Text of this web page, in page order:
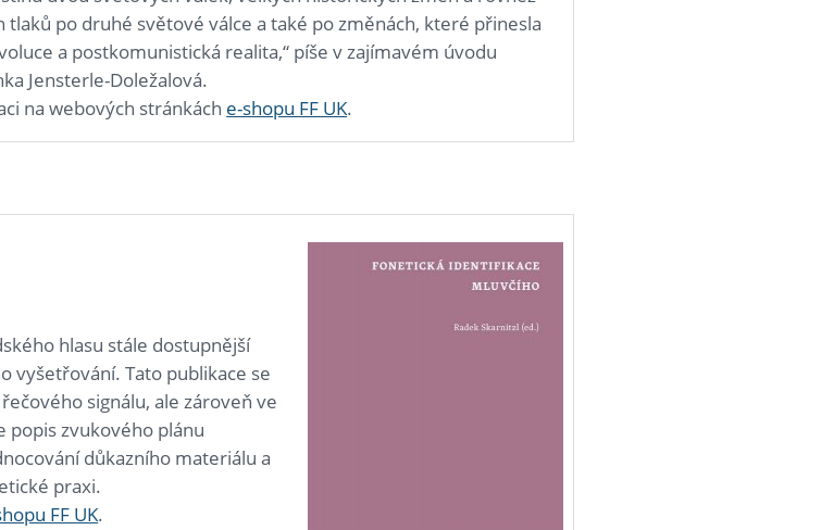
tlaků po druhé světové válce a také po změnách, které přinesla
a postkomunistická realita,“ píše v zajímavém úvodu
Jensterle-Doležalová.
na webových stránkách e-shopu FF UK.
hlasu stále dostupnější
vyšetřování. Tato publikace se
signálu, ale zároveň ve
popis zvukového plánu
důkazního materiálu a
praxi.
FF UK.